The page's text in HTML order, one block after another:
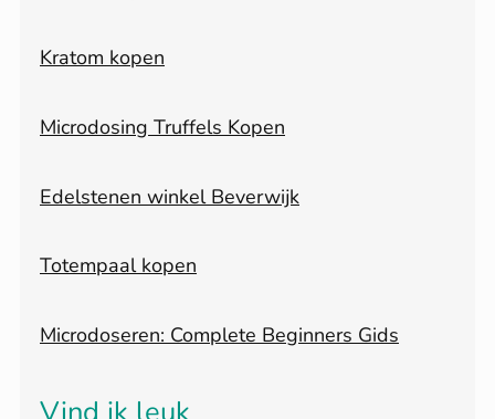
Kratom kopen
Microdosing Truffels Kopen
Edelstenen winkel Beverwijk
Totempaal kopen
Microdoseren: Complete Beginners Gids